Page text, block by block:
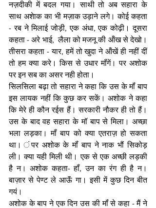
नज़दीकी में बदल गया। साथी तो अब सहारा के
साथ अशेाक का भी मज़ाक उड़ाने लगे। कोई कहता
- रब ने मिलाई जोड़ी, एक अंधा, एक कोढ़ी। दूसरा
कहता - अरे भाई,  लैला को मजनू की ऑंख से देखो।
तीसरा कहता - यार, हमें तो खुदा ने ऑंखें ही नहीं दीं
तो हम क्या करे। किस से उधार मॉंगें। पर अशोक
पर इन सब का असर नही होता।
सिलसिला बढ़ा तो सहारा ने कहा कि उस के मॉं बाप
इस लायक नहीं कि कुछ कर सकें। अशोक ने कहा
कि मेरे ही कौन रईस हैं। सरकारी नौकर ही तो हैं।
उस के बाद वह सहारा के मॉ बाप से मिला। अच्छा
भला लड़का। मॉं बाप को क्या एतराज़ हो सकता
था। ंपर अशोक के मॉं बाप ने नाक भौं सिकोड़
ली। क्या यही मिली थी। एक से एक अच्छी लड़की
है न। अशोक कहता- हॉं, उन का रंग ही है न।
बाज़ार से पेण्ट ले आऊॅं गा। इसी में कुछ दिन बीत
गयं।
अशोक के बाप ने एक दिन उस की मॉं से कहा - मैं ने